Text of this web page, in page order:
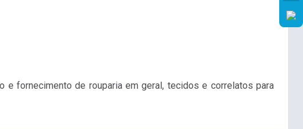
fornecimento de rouparia em geral, tecidos e correlatos para